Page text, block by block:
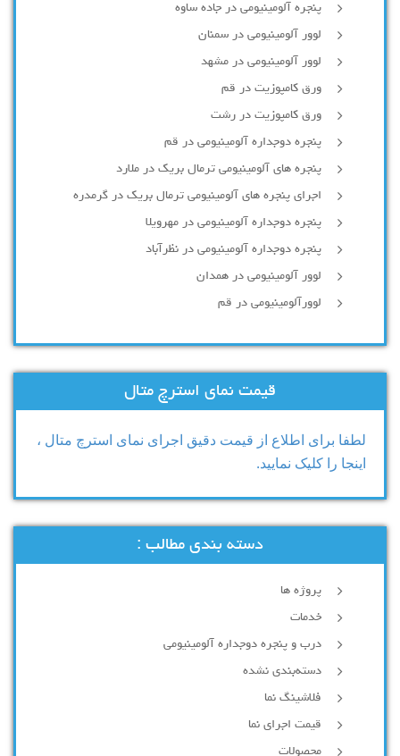
پنجره آلومینیومی در جاده ساوه
لوور آلومینیومی در سمنان
لوور آلومینیومی در مشهد
ورق کامپوزیت در قم
ورق کامپوزیت در رشت
پنجره دوجداره آلومينيومی در قم
پنجره های آلومینیومی ترمال بریک در ملارد
اجرای پنجره های آلومینیومی ترمال بریک در گرمدره
پنجره دوجداره آلومینیومی در مهرویلا
پنجره دوجداره آلومینیومی در نظرآباد
لوور آلومینیومی در همدان
لوورآلومینیومی در قم
قیمت نمای استرچ متال
لطفا برای اطلاع از قیمت دقیق اجرای نمای استرچ متال ،
اینجا را کلیک نمایید.
دسته بندی مطالب :
پروژه ها
خدمات
درب و پنجره دوجداره آلومینیومی
دسته‌بندی نشده
فلاشینگ نما
قیمت اجرای نما
محصولات